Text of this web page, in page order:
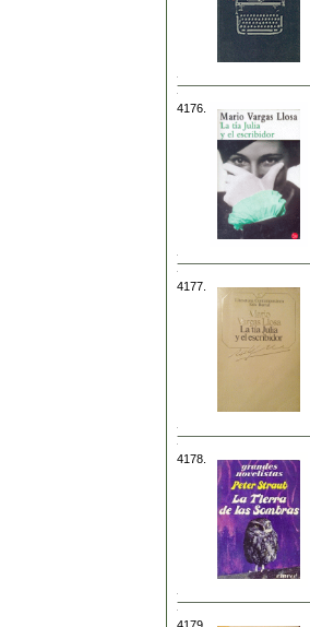
4176.
4177.
4178.